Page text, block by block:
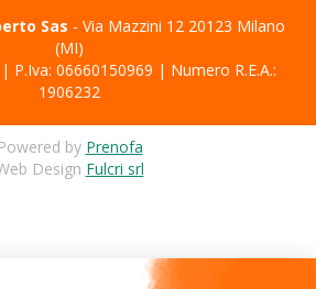
Sas - Via Mazzini 12 20123 Milano
(MI)
| P.Iva: 06660150969 | Numero R.E.A.:
1906232
Powered by Prenofa
Design Fulcri srl